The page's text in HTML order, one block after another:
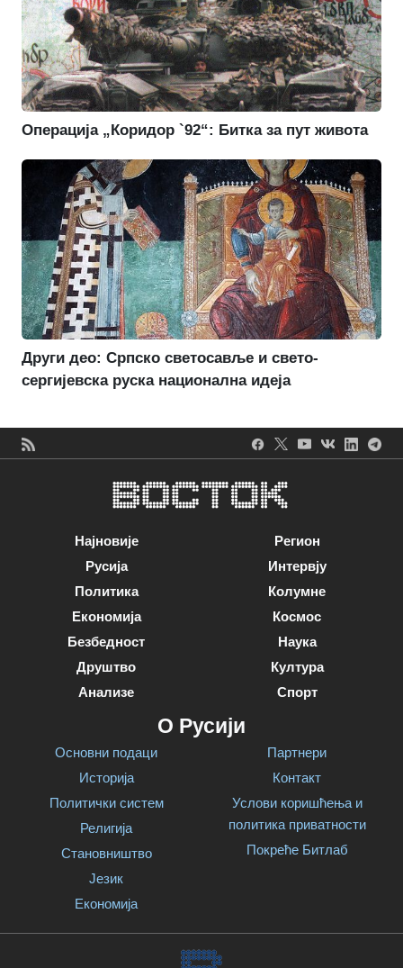
Операција „Коридор `92“: Битка за пут живота
Други део: Српско светосавље и свето-
сергијевска руска национална идеја
Најновије
Русија
Политика
Економија
Безбедност
Друштво
Анализе
Регион
Интервју
Колумне
Космос
Наука
Култура
Спорт
О Русији
Основни подаци
Историја
Политички систем
Религија
Становништво
Језик
Економија
Партнери
Контакт
Услови коришћења и
политика приватности
Покреће Битлаб